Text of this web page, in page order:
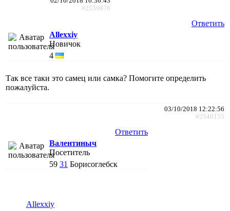
#2539876
Ответить
Allexxiy
Новичок
4
Так все таки это самец или самка? Помогите определить
пожалуйста.
03/10/2018 12:22:56
#2540135
Ответить
Валентиныч
Посетитель
59 31 Борисоглебск
Allexxiy